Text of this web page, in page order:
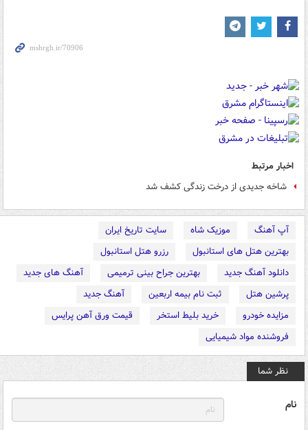
اخبار مرتبط
شاخه جدیدی از درخت زندگی کشف شد
آپ آهنگ موزیک شاه
سایت تاریخ ایران
بهترین هتل های استانبول
رزرو هتل استانبول
دانلود آهنگ جدید
بهترین جراح بینی ترمیمی
آهنگ های جدید
پرشین هتل
ثبت نام بیمه اربعین
آهنگ جدید
مزایده خودرو
خرید بلیط استخر
قیمت ورق آهن پرایس
فروشنده مواد شیمیایی
نظر شما
نام